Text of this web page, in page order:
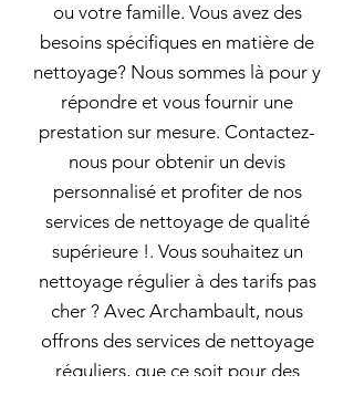
ou votre famille. Vous avez des
besoins spécifiques en matière de
nettoyage? Nous sommes là pour y
répondre et vous fournir une
prestation sur mesure. Contactez-
nous pour obtenir un devis
personnalisé et profiter de nos
services de nettoyage de qualité
supérieure !. Vous souhaitez un
nettoyage régulier à des tarifs pas
cher ? Avec Archambault, nous
offrons des services de nettoyage
réguliers, que ce soit pour des